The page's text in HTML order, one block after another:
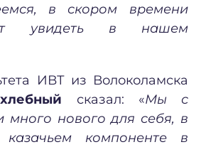
в скором времени
увидеть в нашем
ИВТ из Волоколамска
сказал: «Мы с
много нового для себя, в
компоненте в